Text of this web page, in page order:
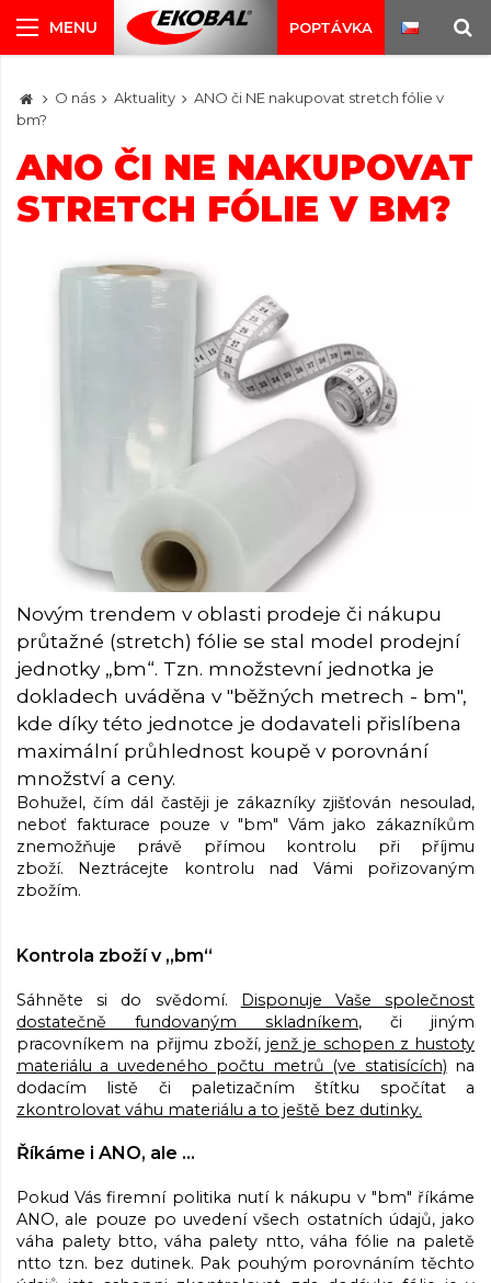
POPTÁVKA
O nás Aktuality
ANO či NE nakupovat stretch fólie v
bm?
ANO ČI NE NAKUPOVAT
STRETCH FÓLIE V BM?
Novým trendem v oblasti prodeje či nákupu
průtažné (stretch) fólie se stal model prodejní
jednotky „bm“. Tzn. množstevní jednotka je
dokladech uváděna v "běžných metrech - bm",
kde díky této jednotce je dodavateli přislíbena
maximální průhlednost koupě v porovnání
množství a ceny.
Bohužel, čím dál častěji je zákazníky zjišťován nesoulad,
neboť fakturace pouze v "bm" Vám jako zákazníkům
znemožňuje právě přímou kontrolu při příjmu
zboží. Neztrácejte kontrolu nad Vámi pořizovaným
zbožím.
Kontrola zboží v „bm“
Sáhněte si do svědomí. Disponuje Vaše společnost
dostatečně fundovaným skladníkem, či jiným
pracovníkem na přijmu zboží, jenž je schopen z hustoty
materiálu a uvedeného počtu metrů (ve statisících) na
dodacím listě či paletizačním štítku spočítat a
zkontrolovat váhu materiálu a to ještě bez dutinky.
Říkáme i ANO, ale …
Pokud Vás firemní politika nutí k nákupu v "bm" říkáme
ANO, ale pouze po uvedení všech ostatních údajů, jako
váha palety btto, váha palety ntto, váha fólie na paletě
ntto tzn. bez dutinek. Pak pouhým porovnáním těchto